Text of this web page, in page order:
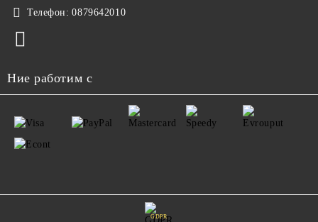
Телефон: 0879642010
Ние работим с
GDPR